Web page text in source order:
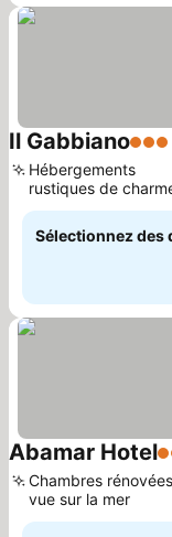
Il Gabbiano3
Hébergements
rustiques de
Sélectionnez des
Abamar Hotel4
Chambres
vue sur la mer